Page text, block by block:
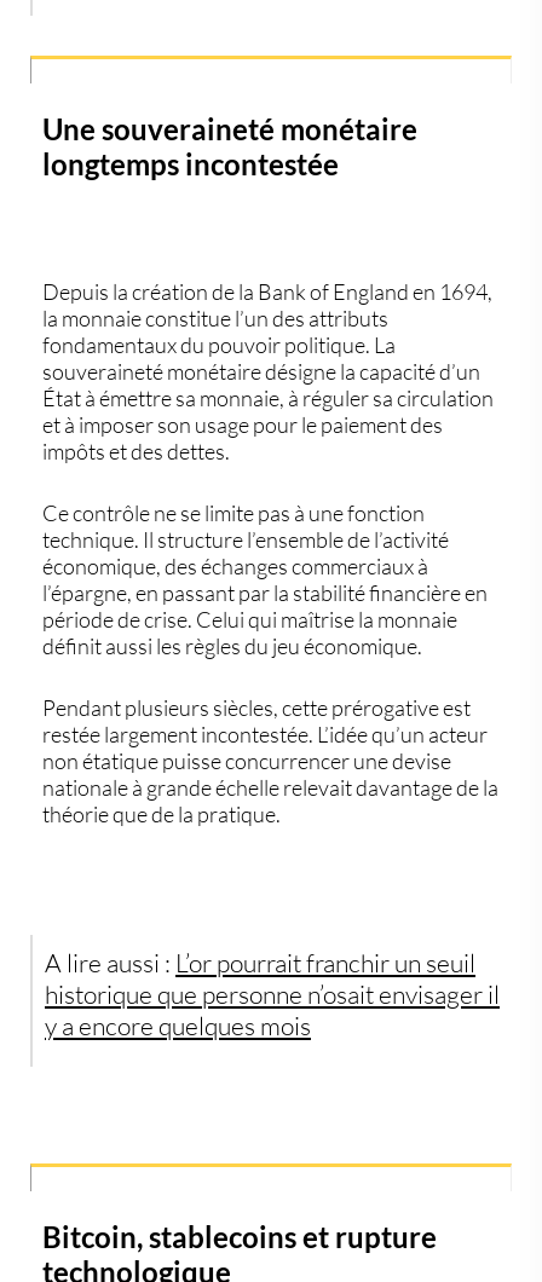
Une souveraineté monétaire
longtemps incontestée
Depuis la création de la Bank of Englanden 1694,
la monnaie constitue l’un des attributs
fondamentaux du pouvoir politique. La
souveraineté monétaire désigne la capacité d’un
État àémettre sa monnaie, à réguler sa circulation
et à imposer son usagepour le paiement des
impôts et des dettes.
Ce contrôle ne se limite pas à une fonction
technique. Il structure l’ensemble de l’activité
économique, des échanges commerciaux à
l’épargne, en passant par la stabilité financière en
période de crise. Celui qui maîtrise la monnaie
définit aussi les règles du jeu économique.
Pendant plusieurs siècles, cette prérogative est
restée largement incontestée. L’idée qu’un acteur
non étatique puisse concurrencer une devise
nationale à grande échelle relevait davantage de la
théorie que de la pratique.
A lire aussi : L’or pourrait franchir un seuil
historique que personne n’osait envisager il
y a encore quelques mois
Bitcoin, stablecoins et rupture
technologique